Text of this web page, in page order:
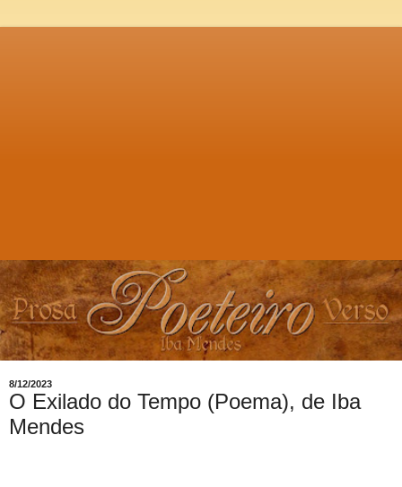
8/12/2023
O Exilado do Tempo (Poema), de Iba
Mendes